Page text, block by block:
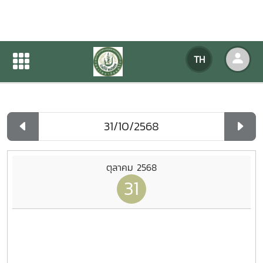
TH
ปฏิทินกิจกรรมของหน่วยงาน
ปฏิทินกิจกรรมของหน่วยงาน
ตุลาคม 2568
31